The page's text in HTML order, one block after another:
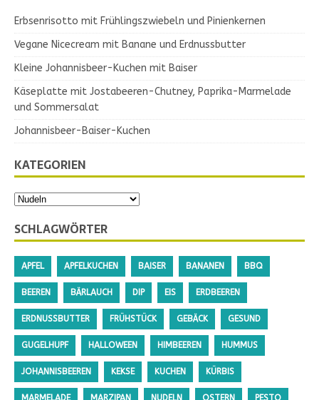
Erbsenrisotto mit Frühlingszwiebeln und Pinienkernen
Vegane Nicecream mit Banane und Erdnussbutter
Kleine Johannisbeer-Kuchen mit Baiser
Käseplatte mit Jostabeeren-Chutney, Paprika-Marmelade
und Sommersalat
Johannisbeer-Baiser-Kuchen
KATEGORIEN
SCHLAGWÖRTER
APFEL APFELKUCHEN BAISER BANANEN BBQ
BEEREN BÄRLAUCH DIP EIS ERDBEEREN
ERDNUSSBUTTER FRÜHSTÜCK GEBÄCK GESUND
GUGELHUPF HALLOWEEN HIMBEEREN HUMMUS
JOHANNISBEEREN KEKSE KUCHEN KÜRBIS